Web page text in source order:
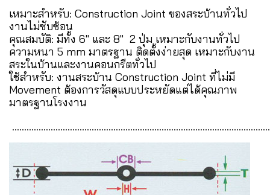
เหมาะสำหรับ: Construction Joint ของสระบ้านทั่วไป
งานไม่ซับซ้อน
คุณสมบัติ: มีทั้ง 6" และ 8" 2 ปุ่ม เหมาะกับงานทั่วไป
ความหนา 5 mm มาตรฐาน ติดตั้งง่ายสุด เหมาะกับงาน
สระในบ้านและงานคอนกรีตทั่วไป
ใช้สำหรับ: งานสระบ้าน Construction Joint ที่ไม่มี
Movement ต้องการวัสดุแบบประหยัดแต่ได้คุณภาพ
มาตรฐานโรงงาน